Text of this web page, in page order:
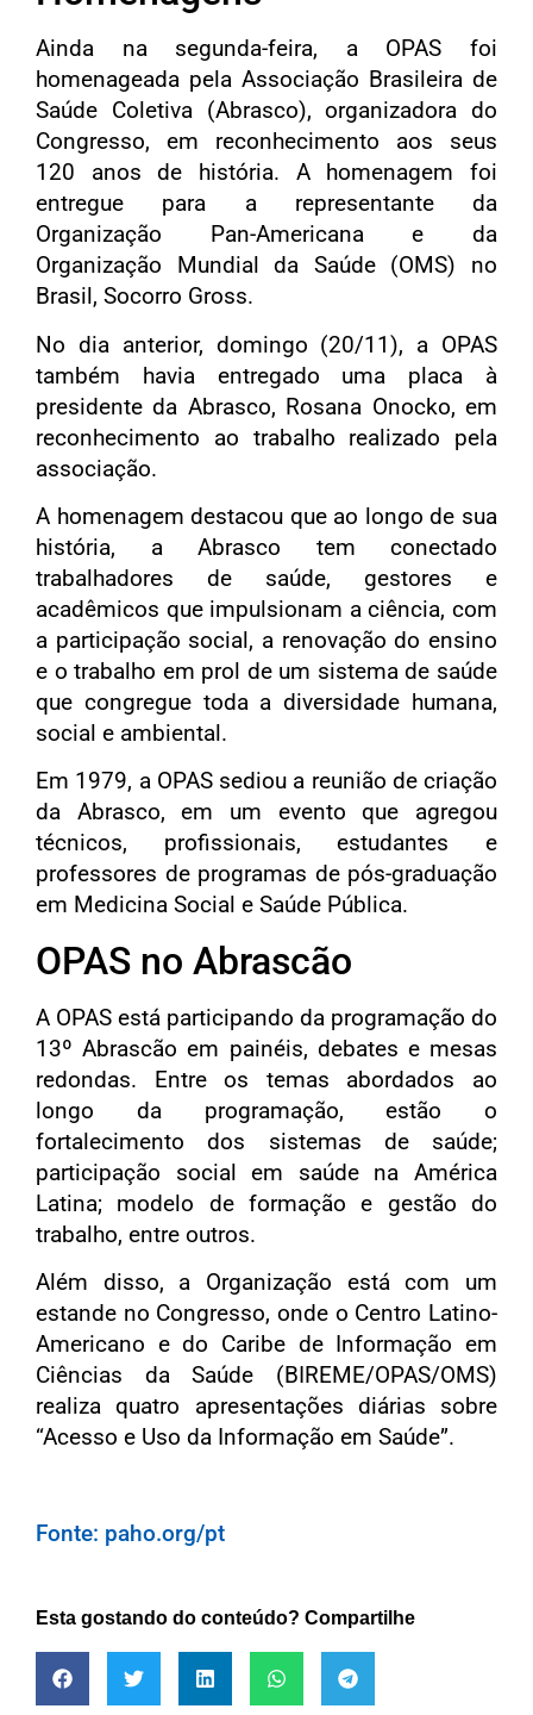
Ainda na segunda-feira, a OPAS foi
homenageada pela Associação Brasileira de
Saúde Coletiva (Abrasco), organizadora do
Congresso, em reconhecimento aos seus
120 anos de história. A homenagem foi
entregue para a representante da
Organização Pan-Americana e da
Organização Mundial da Saúde (OMS) no
Brasil, Socorro Gross.
No dia anterior, domingo (20/11), a OPAS
também havia entregado uma placa à
presidente da Abrasco, Rosana Onocko, em
reconhecimento ao trabalho realizado pela
associação.
A homenagem destacou que ao longo de sua
história, a Abrasco tem conectado
trabalhadores de saúde, gestores e
acadêmicos que impulsionam a ciência, com
a participação social, a renovação do ensino
e o trabalho em prol de um sistema de saúde
que congregue toda a diversidade humana,
social e ambiental.
Em 1979, a OPAS sediou a reunião de criação
da Abrasco, em um evento que agregou
técnicos, profissionais, estudantes e
professores de programas de pós-graduação
em Medicina Social e Saúde Pública.
OPAS no Abrascão
A OPAS está participando da programação do
13º Abrascão em painéis, debates e mesas
redondas. Entre os temas abordados ao
longo da programação, estão o
fortalecimento dos sistemas de saúde;
participação social em saúde na América
Latina; modelo de formação e gestão do
trabalho, entre outros.
Além disso, a Organização está com um
estande no Congresso, onde o Centro Latino-
Americano e do Caribe de Informação em
Ciências da Saúde (BIREME/OPAS/OMS)
realiza quatro apresentações diárias sobre
“Acesso e Uso da Informação em Saúde”.
Fonte: paho.org/pt
Esta gostando do conteúdo? Compartilhe